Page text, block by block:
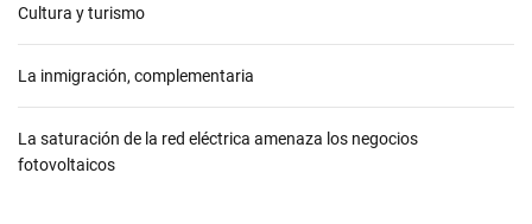
Cultura y turismo
La inmigración, complementaria
La saturación de la red eléctrica amenaza los negocios
fotovoltaicos